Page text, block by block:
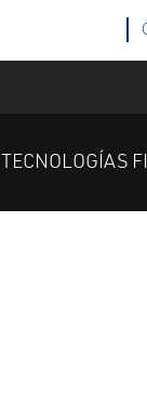
TECNOLOGÍAS